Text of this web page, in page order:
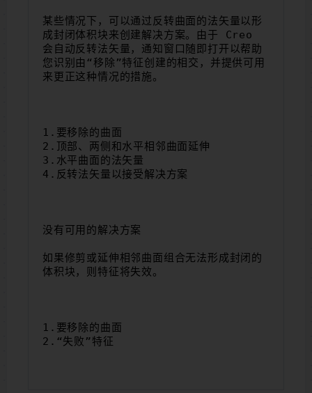
某些情况下，可以通过反转曲面的法矢量以形
成封闭体积块来创建解决方案。由于 Creo
会自动反转法矢量，通知窗口随即打开以帮助
您识别由“移除”特征创建的相交，并提供可用
来更正这种情况的措施。
1.要移除的曲面
2.顶部、两侧和水平相邻曲面延伸
3.水平曲面的法矢量
4.反转法矢量以接受解决方案
没有可用的解决方案
如果修剪或延伸相邻曲面组合无法形成封闭的
体积块，则特征将失效。
1.要移除的曲面
2.“失败”特征